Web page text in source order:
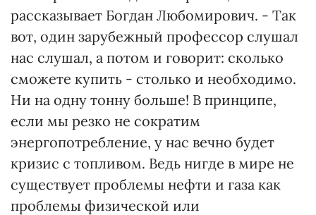
рассказывает Богдан Любомирович. - Так
вот, один зарубежный профессор слушал
нас слушал, а потом и говорит: сколько
сможете купить - столько и необходимо.
Ни на одну тонну больше! В принципе,
если мы резко не сократим
энергопотребление, у нас вечно будет
кризис с топливом. Ведь нигде в мире не
существует проблемы нефти и газа как
проблемы физической или